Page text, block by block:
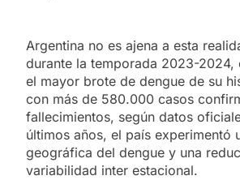
Argentina no es ajena a esta
durante la temporada 2023-2024,
el mayor brote de dengue de su
con más de 580.000 casos
fallecimientos, según datos
últimos años, el país experimentó
geográfica del dengue y una
variabilidad inter estacional.